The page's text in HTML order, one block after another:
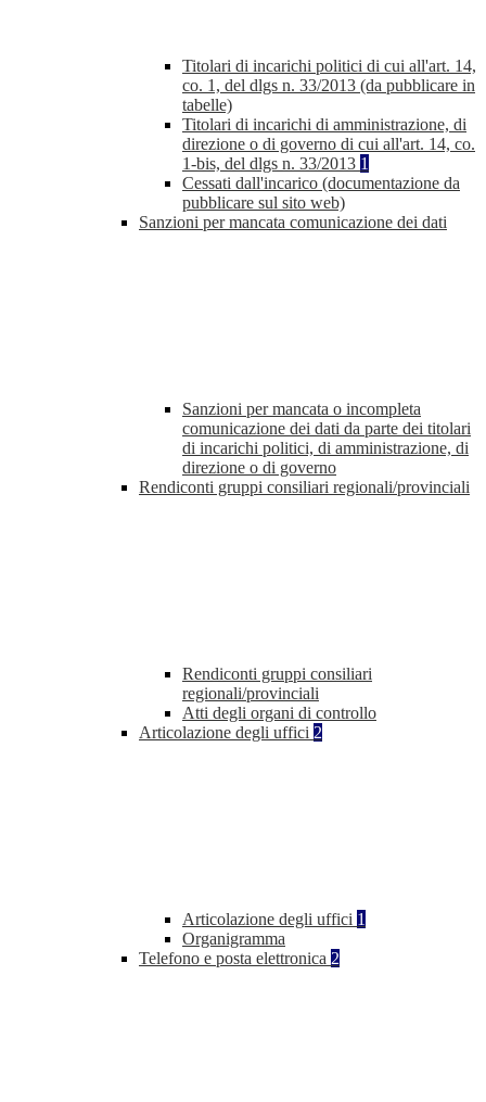
Titolari di incarichi politici di cui all'art. 14,
co. 1, del dlgs n. 33/2013 (da pubblicare in
tabelle)
Titolari di incarichi di amministrazione, di
direzione o di governo di cui all'art. 14, co.
1-bis, del dlgs n. 33/2013 1
Cessati dall'incarico (documentazione da
pubblicare sul sito web)
Sanzioni per mancata comunicazione dei dati
Sanzioni per mancata o incompleta
comunicazione dei dati da parte dei titolari
di incarichi politici, di amministrazione, di
direzione o di governo
Rendiconti gruppi consiliari regionali/provinciali
Rendiconti gruppi consiliari
regionali/provinciali
Atti degli organi di controllo
Articolazione degli uffici 2
Articolazione degli uffici 1
Organigramma
Telefono e posta elettronica 2